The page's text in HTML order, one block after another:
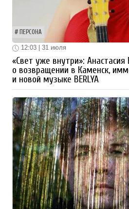
ПЕРСОНА
12:03 | 31 июля
«Свет уже внутри»: Анастасия
о возвращении в Каменск,
и новой музыке BERLYA